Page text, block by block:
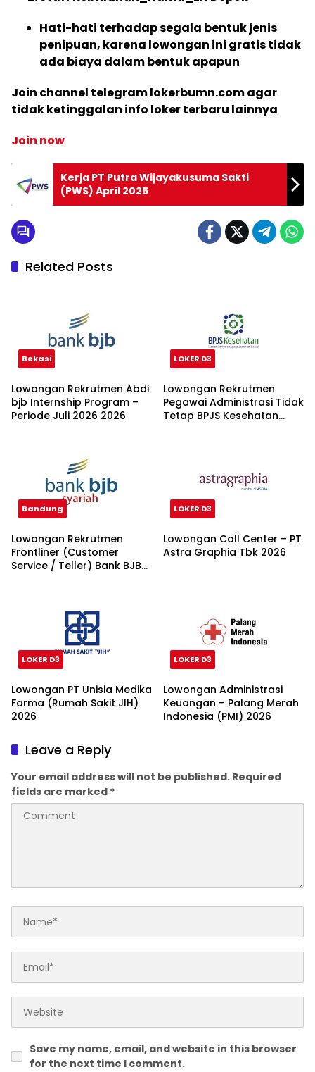
Hati-hati terhadap segala bentuk jenis
penipuan, karena lowongan ini gratis tidak
ada biaya dalam bentuk apapun
Join channel telegram lokerbumn.com agar
tidak ketinggalan info loker terbaru lainnya
Join now
Kerja PT Putra Wijayakusuma Sakti
(PWS) April 2025
Related Posts
Bekasi
Lowongan Rekrutmen Abdi
bjb Internship Program –
Periode Juli 2026 2026
LOKER D3
Lowongan Rekrutmen
Pegawai Administrasi Tidak
Tetap BPJS Kesehatan
Bandung
Lowongan Rekrutmen
Frontliner (Customer
Service / Teller) Bank BJB
LOKER D3
Lowongan Call Center – PT
Astra Graphia Tbk 2026
LOKER D3
Lowongan PT Unisia Medika
Farma (Rumah Sakit JIH)
2026
LOKER D3
Lowongan Administrasi
Keuangan – Palang Merah
Indonesia (PMI) 2026
Leave a Reply
Your email address will not be published. Required
fields are marked *
Save my name, email, and website in this browser
for the next time I comment.